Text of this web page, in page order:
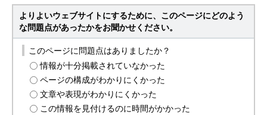
よりよいウェブサイトにするために、このページにどのよう
な問題点があったかをお聞かせください。
このページに問題点はありましたか？
情報が十分掲載されていなかった
ページの構成がわかりにくかった
文章や表現がわかりにくかった
この情報を見付けるのに時間がかかった